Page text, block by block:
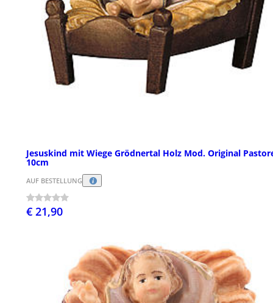
Jesuskind mit Wiege Grödnertal Holz Mod. Original
10cm
AUF BESTELLUNG
€ 21,90